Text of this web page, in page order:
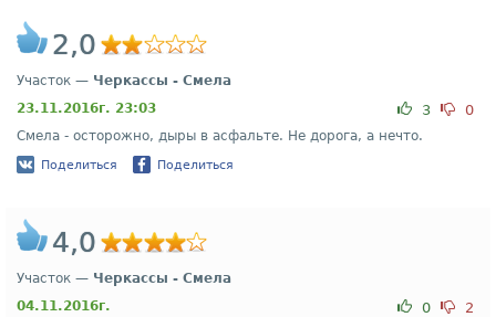
2,0
Участок — Черкассы - Смела
23.11.2016г. 23:03
3 0
Смела - осторожно, дыры в асфальте. Не дорога, а нечто.
Поделиться Поделиться
4,0
Участок — Черкассы - Смела
04.11.2016г.
0 2